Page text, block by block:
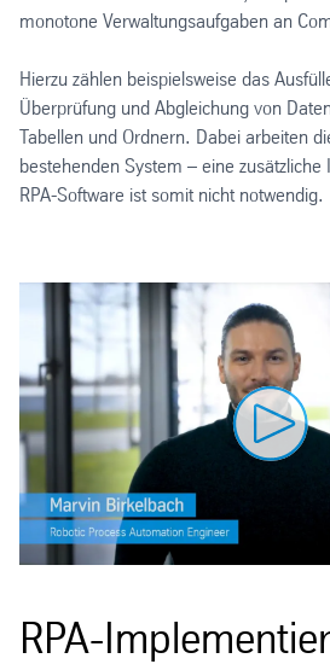
monotone Verwaltungsaufgaben an
Hierzu zählen beispielsweise das
Überprüfung und Abgleichung von
Tabellen und Ordnern. Dabei arbeiten
bestehenden System – eine
RPA-Software ist somit nicht notwendig.
RPA-